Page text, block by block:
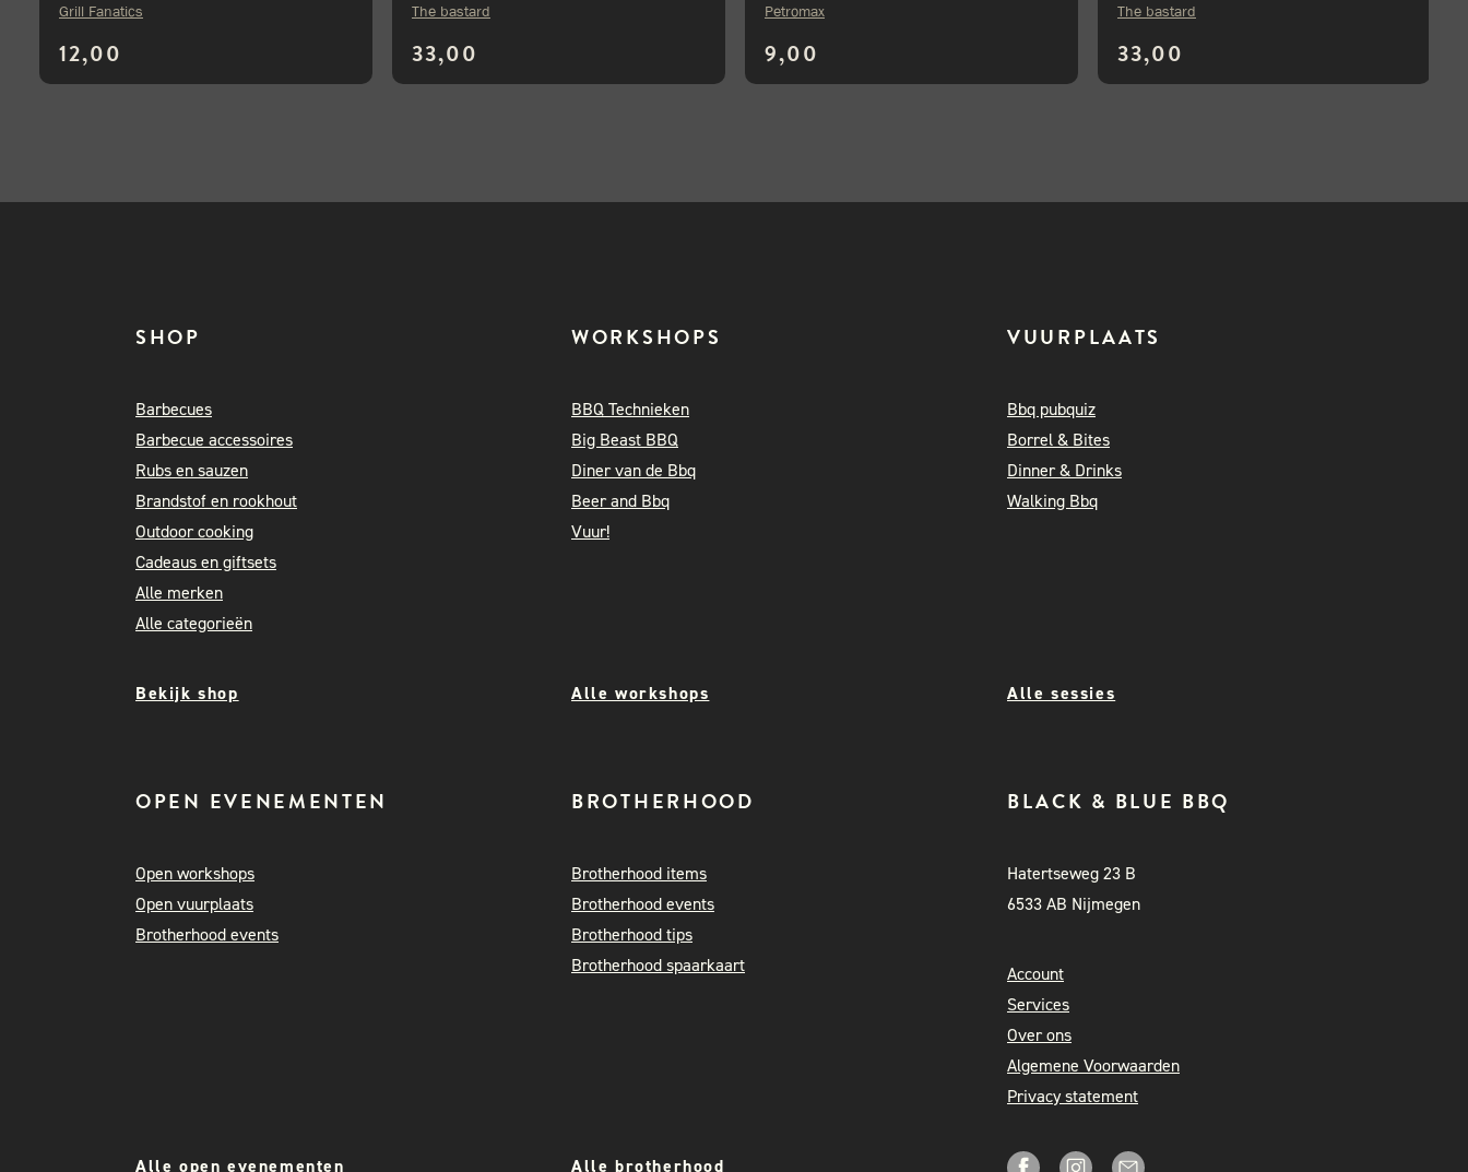
12,00
Grill Fanatics
33,00
The bastard
9,00
Petromax
33,00
The bastard
SHOP
Barbecues
Barbecue accessoires
Rubs en sauzen
Brandstof en rookhout
Outdoor cooking
Cadeaus en giftsets
Alle merken
Alle categorieën
WORKSHOPS
BBQ Technieken
Big Beast BBQ
Diner van de Bbq
Beer and Bbq
Vuur!
VUURPLAATS
Bbq pubquiz
Borrel & Bites
Dinner & Drinks
Walking Bbq
Bekijk shop Alle workshops Alle sessies
OPEN EVENEMENTEN
Open workshops
Open vuurplaats
Brotherhood events
BROTHERHOOD
Brotherhood items
Brotherhood events
Brotherhood tips
Brotherhood spaarkaart
BLACK & BLUE BBQ
Hatertseweg 23 B
6533 AB Nijmegen
Account
Services
Over ons
Algemene Voorwaarden
Privacy statement
Alle open evenementen Alle brotherhood